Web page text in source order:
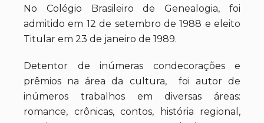
No Colégio Brasileiro de Genealogia, foi
admitido em 12 de setembro de 1988 e eleito
Titular em 23 de janeiro de 1989.
Detentor de inúmeras condecorações e
prêmios na área da cultura, foi autor de
inúmeros trabalhos em diversas áreas:
romance, crônicas, contos, história regional,